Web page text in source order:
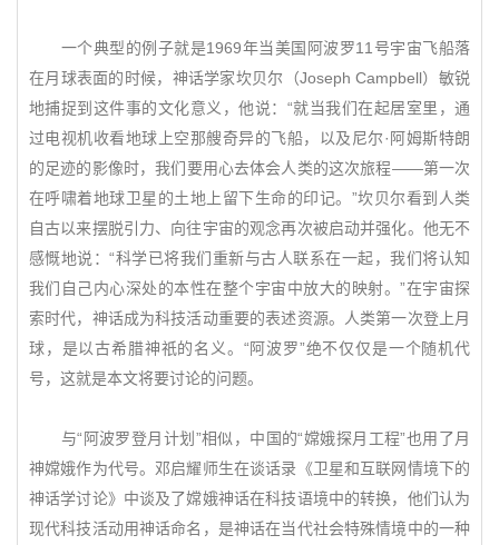
一个典型的例子就是1969年当美国阿波罗11号宇宙飞船落
在月球表面的时候，神话学家坎贝尔（Joseph Campbell）敏锐
地捕捉到这件事的文化意义，他说：“就当我们在起居室里，通
过电视机收看地球上空那艘奇异的飞船，以及尼尔·阿姆斯特朗
的足迹的影像时，我们要用心去体会人类的这次旅程——第一次
在呼啸着地球卫星的土地上留下生命的印记。”坎贝尔看到人类
自古以来摆脱引力、向往宇宙的观念再次被启动并强化。他无不
感慨地说：“科学已将我们重新与古人联系在一起，我们将认知
我们自己内心深处的本性在整个宇宙中放大的映射。”在宇宙探
索时代，神话成为科技活动重要的表述资源。人类第一次登上月
球，是以古希腊神祇的名义。“阿波罗”绝不仅仅是一个随机代
号，这就是本文将要讨论的问题。
与“阿波罗登月计划”相似，中国的“嫦娥探月工程”也用了月
神嫦娥作为代号。邓启耀师生在谈话录《卫星和互联网情境下的
神话学讨论》中谈及了嫦娥神话在科技语境中的转换，他们认为
现代科技活动用神话命名，是神话在当代社会特殊情境中的一种